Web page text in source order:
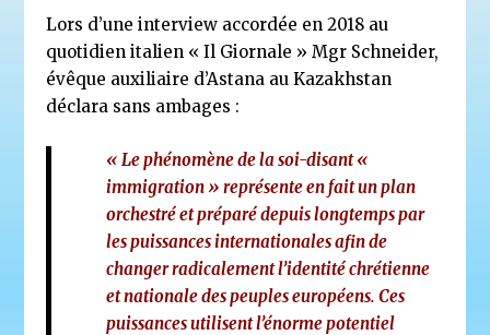
Lors d’une interview accordée en 2018 au
quotidien italien « Il Giornale » Mgr Schneider,
évêque auxiliaire d’Astana au Kazakhstan
déclara sans ambages :
« Le phénomène de la soi-disant «
immigration » représente en fait un plan
orchestré et préparé depuis longtemps par
les puissances internationales afin de
changer radicalement l’identité chrétienne
et nationale des peuples européens. Ces
puissances utilisent l’énorme potentiel